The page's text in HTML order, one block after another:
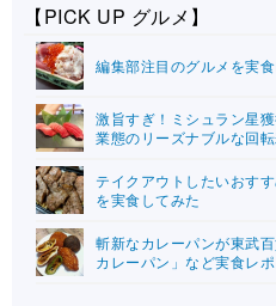
【PICK UP グルメ】
編集部注目のグルメを実
激旨すぎ！ミシュラン星
業態のリーズナブルな回
テイクアウトしたいおす
を実食してみた
斬新なカレーパンが東武
カレーパン」など実食レポ